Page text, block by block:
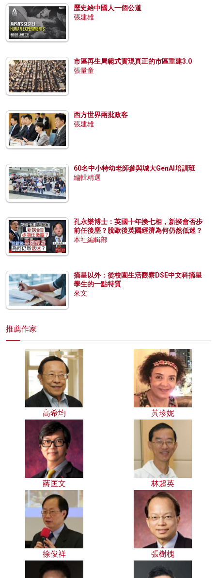
歷史給中國人一個公道
張建雄
市區再生局範式實現真正的市區重建3.0
張量童
西方世界兩批政客
張建雄
60名中小特幼老師參與城大GenAI培訓班
編輯精選
孔永樂博士：英國十年換七相，新揆會否步
前任後塵？脫歐後英國經濟為何仍然低迷？
本社編輯部
摘星以外：從校園生活觀察DSE中文科摘星
學生的一點特質
來文
推薦作家
高希均 黃珍妮
蔣匡文 林超英
徐俊祥 張樹槐